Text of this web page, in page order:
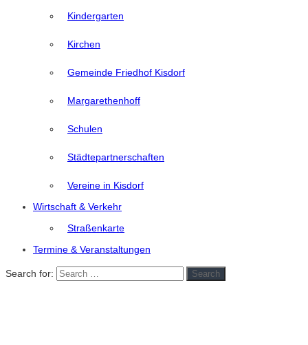
Kindergarten
Kirchen
Gemeinde Friedhof Kisdorf
Margarethenhoff
Schulen
Städtepartnerschaften
Vereine in Kisdorf
Wirtschaft & Verkehr
Straßenkarte
Termine & Veranstaltungen
Search for: Search